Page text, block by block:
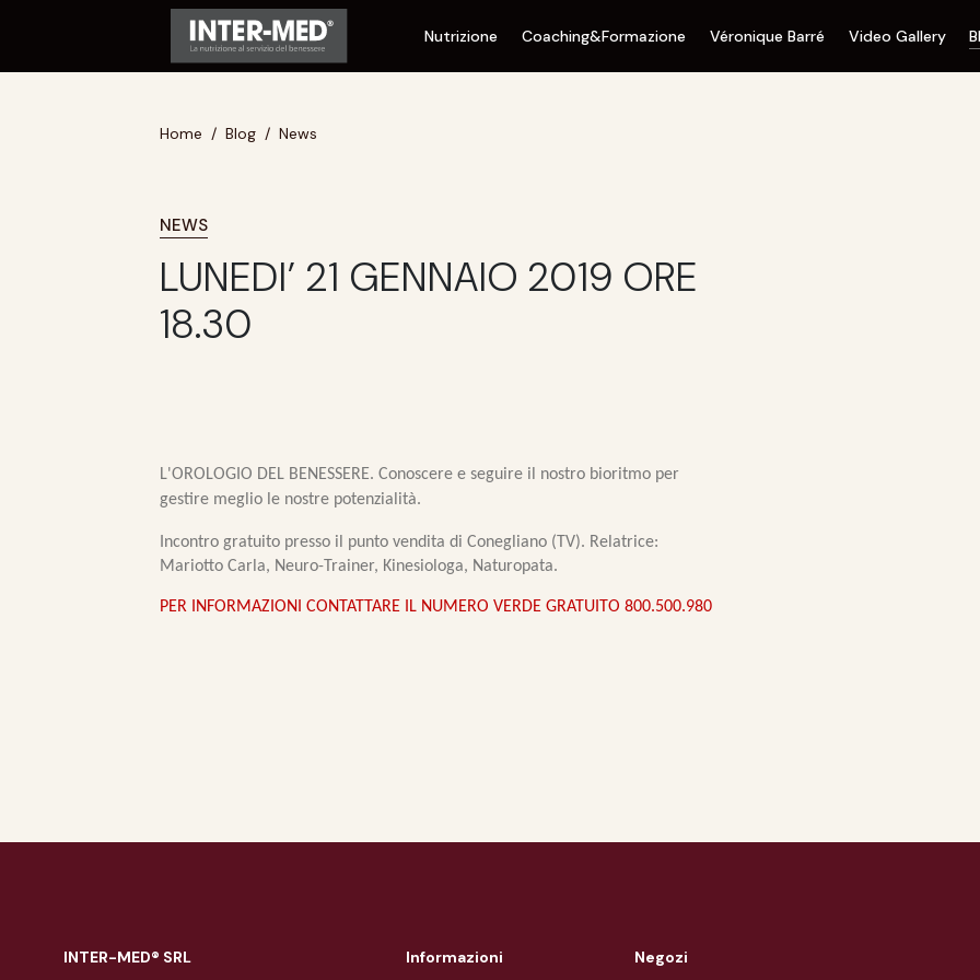
Nutrizione Coaching&Formazione Véronique Barré Video Gallery
Home Blog News
NEWS
LUNEDI’ 21 GENNAIO 2019 ORE
18.30
L'OROLOGIO DEL BENESSERE.Conoscere e seguire il nostro bioritmo per
gestire meglio le nostre potenzialità.
Incontro gratuito presso il punto vendita di Conegliano (TV). Relatrice:
Mariotto Carla, Neuro-Trainer, Kinesiologa, Naturopata.
PER INFORMAZIONI CONTATTARE IL NUMERO VERDE GRATUITO 800.500.980
INTER-MED® SRL Informazioni Negozi